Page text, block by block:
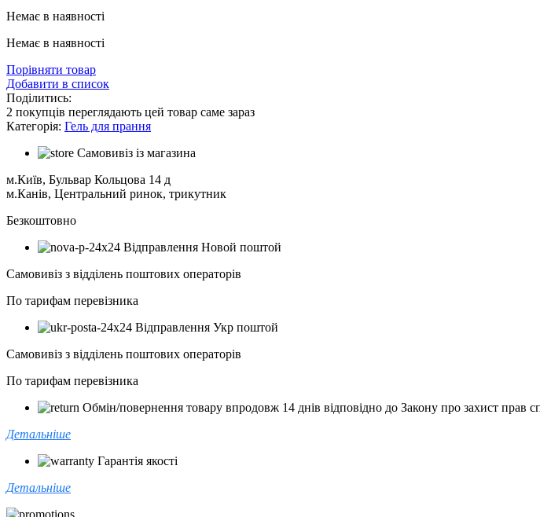
Немає в наявності
Немає в наявності
Порівняти товар
Добавити в список
Поділитись:
2 покупців переглядають цей товар саме зараз
Категорія: Гель для прання
Самовивіз із магазина
м.Київ, Бульвар Кольцова 14 д
м.Канів, Центральний ринок, трикутник
Безкоштовно
Відправлення Новой поштой
Самовивіз з відділень поштових операторів
По тарифам перевізника
Відправлення Укр поштой
Самовивіз з відділень поштових операторів
По тарифам перевізника
Обмін/повернення товару впродовж 14 днів відповідно до Закону про захист прав
Детальніше
Гарантія якості
Детальніше